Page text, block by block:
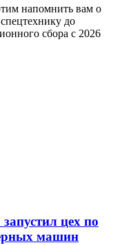
напомнить вам о
до
сбора с 2026
цех по
машин